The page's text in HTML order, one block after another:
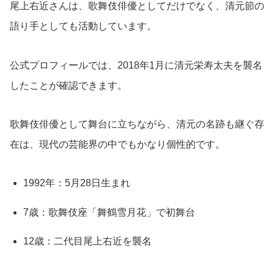
尾上右近さんは、歌舞伎俳優としてだけでなく、清元節の
語り手としても活動しています。
公式プロフィールでは、2018年1月に清元栄寿太夫を襲名
したことが確認できます。
歌舞伎俳優として舞台に立ちながら、清元の名跡も継ぐ存
在は、現代の芸能界の中でもかなり個性的です。
1992年：5月28日生まれ
7歳：歌舞伎座「舞鶴雪月花」で初舞台
12歳：二代目尾上右近を襲名